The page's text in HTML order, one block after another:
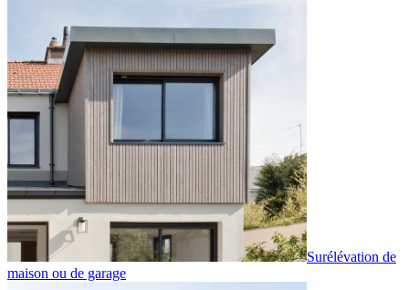
Surélévation de
maison ou de garage